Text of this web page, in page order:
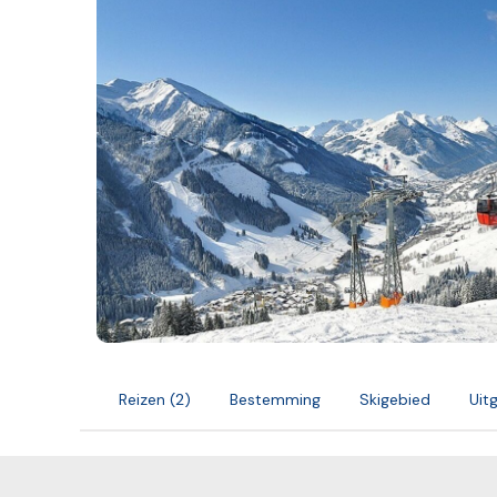
Reizen (2) Bestemming Skigebied